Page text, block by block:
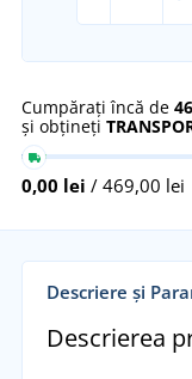
Cumpărați încă de
și obțineți
0,00 lei / 469,00 lei
Descriere și
Descrierea